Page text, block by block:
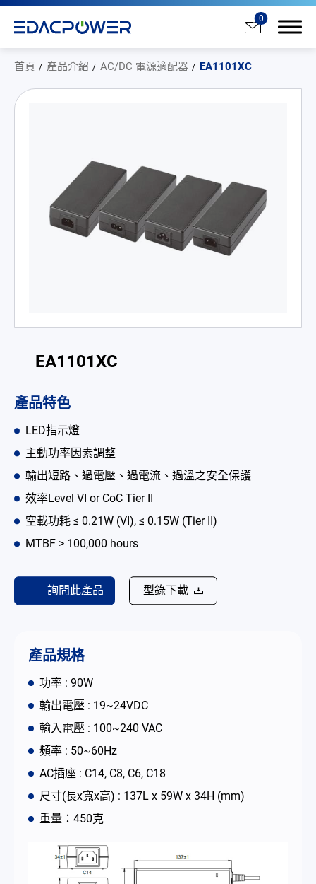
0
首頁 產品介紹 AC/DC 電源適配器 EA1101XC
EA1101XC
產品特色
LED指示燈
主動功率因素調整
輸出短路、過電壓、過電流、過溫之安全保護
效率Level VI or CoC Tier II
空載功耗 ≤ 0.21W (VI), ≤ 0.15W (Tier II)
MTBF > 100,000 hours
詢問此產品 型錄下載
產品規格
功率 : 90W
輸出電壓 : 19~24VDC
輸入電壓 : 100~240 VAC
頻率 : 50~60Hz
AC插座 : C14, C8, C6, C18
尺寸(長x寬x高) : 137L x 59W x 34H (mm)
重量：450克
AC/DC 電源適配器
AC/DC 醫療電源供應器
電池適配充電器
開放式電源供應器
內置機殼型電源適配器
LED 電源供應器
CRPS 電源供應器
為何選擇翌勝
最新消息
公司簡介
聯絡我們
简体中文 English